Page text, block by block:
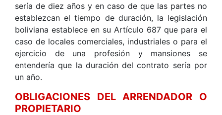
sería de diez años y en caso de que las partes no
establezcan el tiempo de duración, la legislación
boliviana establece en su Artículo 687 que para el
caso de locales comerciales, industriales o para el
ejercicio de una profesión y mansiones se
entendería que la duración del contrato sería por
un año.
OBLIGACIONES DEL ARRENDADOR O
PROPIETARIO